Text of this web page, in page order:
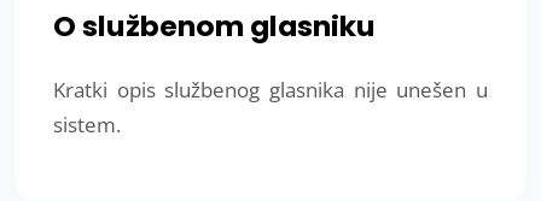
O službenom glasniku
Kratki opis službenog glasnika nije unešen u
sistem.